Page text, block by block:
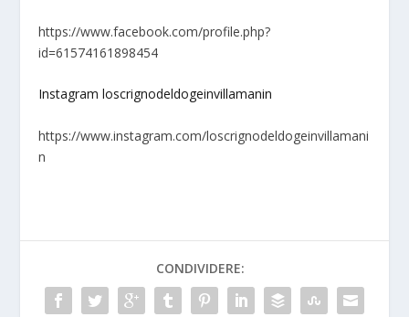
https://www.facebook.com/profile.php?
id=61574161898454
Instagram loscrignodeldogeinvillamanin
https://www.instagram.com/loscrignodeldogeinvillamani
n
CONDIVIDERE: